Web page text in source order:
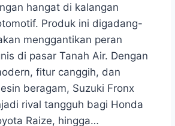
hangat di kalangan
Produk ini digadang-
menggantikan peran
di pasar Tanah Air. Dengan
fitur canggih, dan
beragam, Suzuki Fronx
rival tangguh bagi Honda
Raize, hingga…